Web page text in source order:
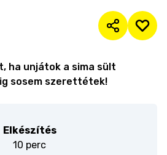
ha unjátok a sima sült
sosem szerettétek!
Elkészítés
10 perc